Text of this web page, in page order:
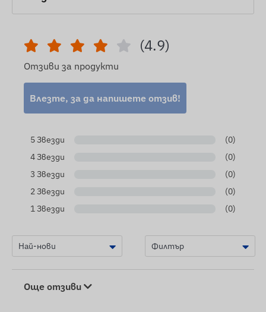
(4.9)
Отзиви за продукти
Влезте, за да напишете отзив!
5 Звезди
(0)
4 Звезди
(0)
3 Звезди
(0)
2 Звезди
(0)
1 Звезди
(0)
Още отзиви